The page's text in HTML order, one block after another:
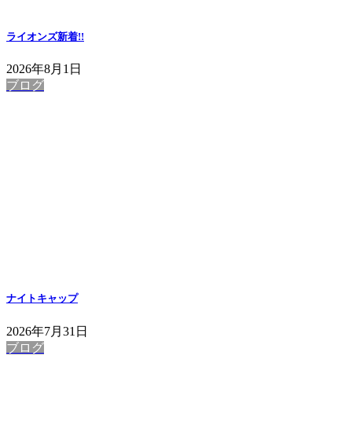
ライオンズ新着!!
2026年8月1日
ブログ
ナイトキャップ
2026年7月31日
ブログ